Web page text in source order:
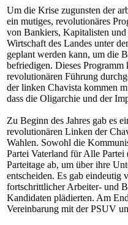
Um die Krise zugunsten der
ein mutiges, revolutionäres
von Bankiers, Kapitalisten
Wirtschaft des Landes unter
geplant werden kann, um die
befriedigen. Dieses Programm
revolutionären Führung
der linken Chavista kommen
dass die Oligarchie und der
Zu Beginn des Jahres gab es
revolutionären Linken der
Wahlen. Sowohl die
Partei Vaterland für Alle
Parteitage ab, um über ihre
entscheiden. Es gab
fortschrittlicher Arbeiter- und
Kandidaten plädierten. Am
Vereinbarung mit der PSUV